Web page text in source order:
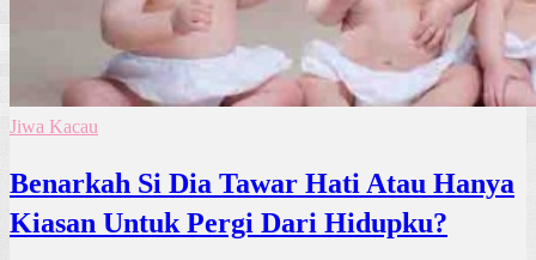
Jiwa Kacau
Benarkah Si Dia Tawar Hati Atau Hanya
Kiasan Untuk Pergi Dari Hidupku?